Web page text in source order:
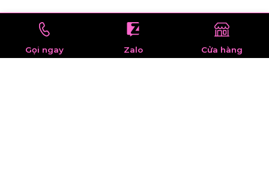
Gọi ngay Zalo Cửa hàng